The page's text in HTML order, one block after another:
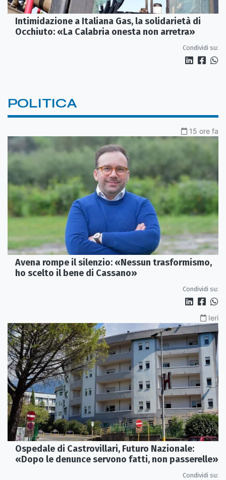
Intimidazione a Italiana Gas, la solidarietà di
Occhiuto: «La Calabria onesta non arretra»
Condividi su:
POLITICA
15 ore fa
Avena rompe il silenzio: «Nessun trasformismo,
ho scelto il bene di Cassano»
Condividi su:
Ieri
Ospedale di Castrovillari, Futuro Nazionale:
«Dopo le denunce servono fatti, non passerelle»
Condividi su: